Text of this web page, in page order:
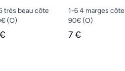
très beau côte
(O)
1-6 4 marges côte
90€(O)
7 €